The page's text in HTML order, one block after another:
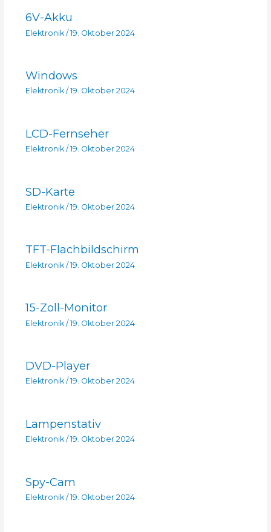
6V-Akku
Elektronik/19. Oktober 2024
Windows
Elektronik/ 19. Oktober 2024
LCD-Fernseher
Elektronik/ 19. Oktober 2024
SD-Karte
Elektronik/ 19. Oktober 2024
TFT-Flachbildschirm
Elektronik/ 19. Oktober 2024
15-Zoll-Monitor
Elektronik/19. Oktober 2024
DVD-Player
Elektronik/ 19. Oktober 2024
Lampenstativ
Elektronik/ 19. Oktober 2024
Spy-Cam
Elektronik/ 19. Oktober 2024